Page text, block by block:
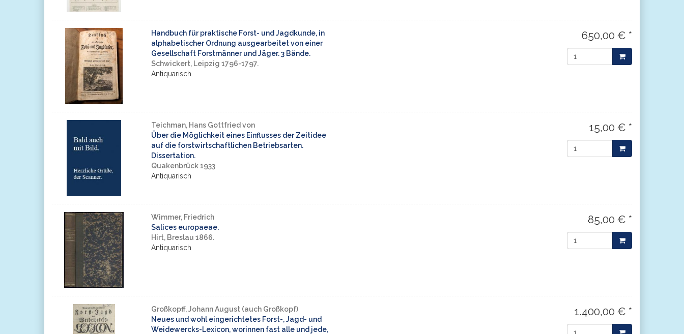
Handbuch für praktische Forst- und Jagdkunde, in
alphabetischer Ordnung ausgearbeitet von einer
Gesellschaft Forstmänner und Jäger. 3 Bände.
Schwickert, Leipzig 1796-1797.
Antiquarisch
650,00 € *
Teichman, Hans Gottfried von
Über die Möglichkeit eines Einflusses der Zeitidee
auf die forstwirtschaftlichen Betriebsarten.
Dissertation.
Quakenbrück 1933
Antiquarisch
15,00 € *
Wimmer, Friedrich
Salices europaeae.
Hirt, Breslau 1866.
Antiquarisch
85,00 € *
Großkopff, Johann August (auch Großkopf)
Neues und wohl eingerichtetes Forst-, Jagd- und
Weidewercks-Lexicon, worinnen fast alle und jede,
1.400,00 € *